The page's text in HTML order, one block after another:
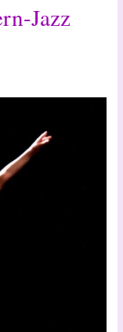
Jazz